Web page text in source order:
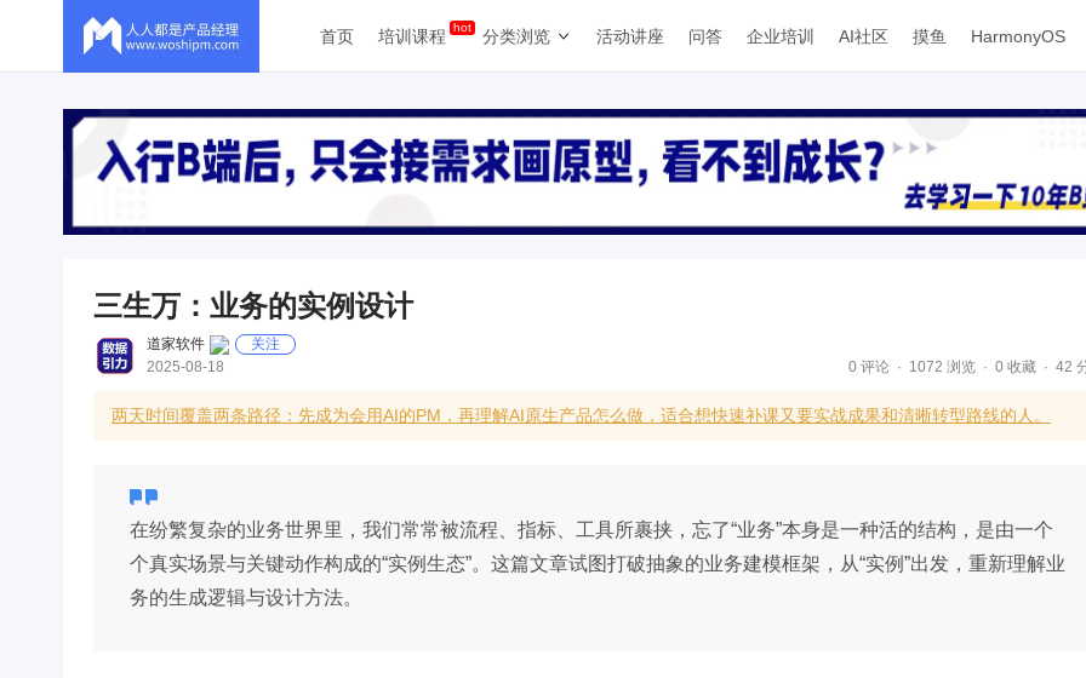
首页 培训课程 分类浏览 活动讲座 问答 企业培训 AI社区 摸鱼 HarmonyOS
三生万：业务的实例设计
道家软件
关注
2025-08-18
0 评论 1072 浏览 0 收藏 42
两天时间覆盖两条路径：先成为会用AI的PM，再理解AI原生产品怎么做，适合想快速补课又要实战成果和清晰转型路线的人。
在纷繁复杂的业务世界里，我们常常被流程、指标、工具所裹挟，忘了“业务”本身是一种活的结构，是由一个
个真实场景与关键动作构成的“实例生态”。这篇文章试图打破抽象的业务建模框架，从“实例”出发，重新理解业
务的生成逻辑与设计方法。